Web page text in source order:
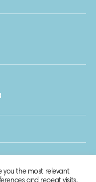
you the most relevant